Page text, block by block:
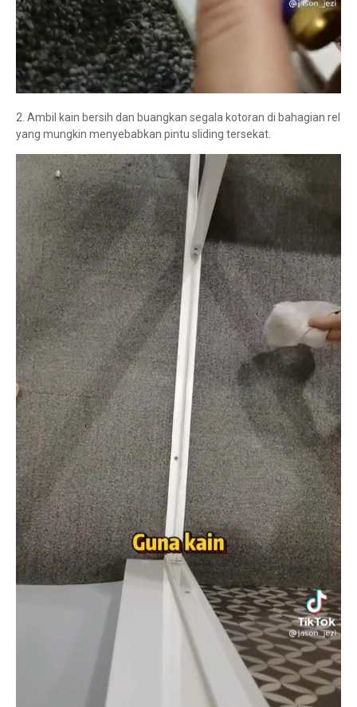
2. Ambil kain bersih dan buangkan segala kotoran di bahagian rel
yang mungkin menyebabkan pintu sliding tersekat.